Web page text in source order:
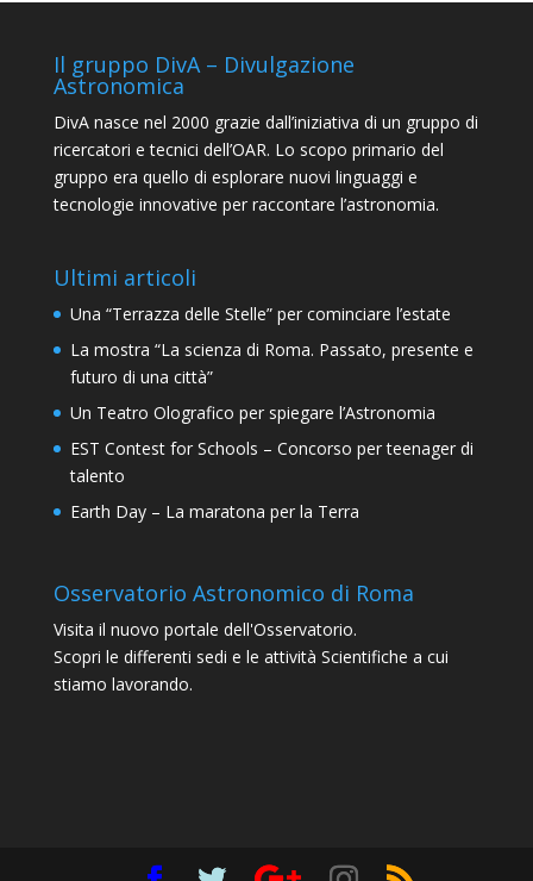
Il gruppo DivA – Divulgazione
Astronomica
DivA nasce nel 2000 grazie dall’iniziativa di un gruppo di
ricercatori e tecnici dell’OAR. Lo scopo primario del
gruppo era quello di esplorare nuovi linguaggi e
tecnologie innovative per raccontare l’astronomia.
Ultimi articoli
Una “Terrazza delle Stelle” per cominciare l’estate
La mostra “La scienza di Roma. Passato, presente e
futuro di una città”
Un Teatro Olografico per spiegare l’Astronomia
EST Contest for Schools – Concorso per teenager di
talento
Earth Day – La maratona per la Terra
Osservatorio Astronomico di Roma
Visita il nuovo portale dell'Osservatorio.
Scopri le differenti sedi e le attività Scientifiche a cui
stiamo lavorando.